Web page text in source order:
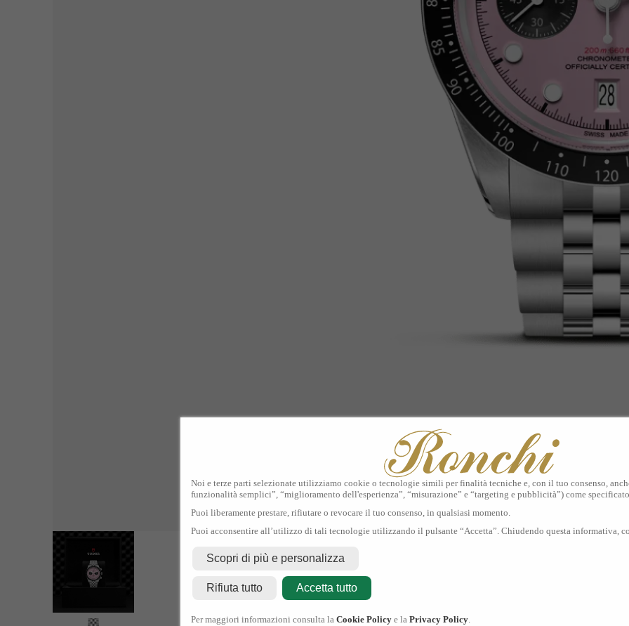
Noi e terze parti selezionate utilizziamo cookie o tecnologie simili per finalità tecniche e, con il tuo consenso,
funzionalità semplici”, “miglioramento dell'esperienza”, “misurazione” e “targeting e pubblicità”) come
Puoi liberamente prestare, rifiutare o revocare il tuo consenso, in qualsiasi momento.
Puoi acconsentire all’utilizzo di tali tecnologie utilizzando il pulsante “Accetta”. Chiudendo questa informativa,
Scopri di più e personalizza
Rifiuta tutto Accetta tutto
Per maggiori informazioni consulta la Cookie Policy e la Privacy Policy.